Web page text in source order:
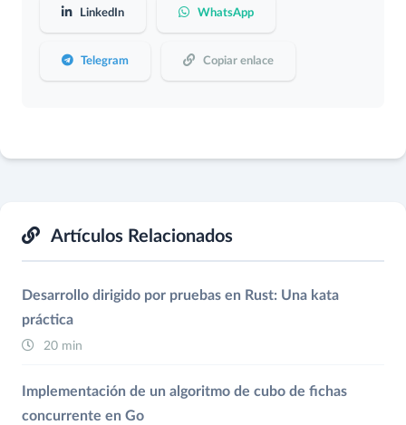
LinkedIn WhatsApp
Telegram Copiar enlace
Artículos Relacionados
Desarrollo dirigido por pruebas en Rust: Una kata
práctica
20 min
Implementación de un algoritmo de cubo de fichas
concurrente en Go